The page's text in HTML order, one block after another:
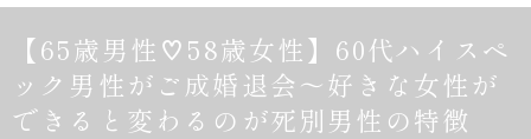
【65歳男性♡58歳女性】60代ハイスペ
ック男性がご成婚退会～好きな女性が
できると変わるのが死別男性の特徴